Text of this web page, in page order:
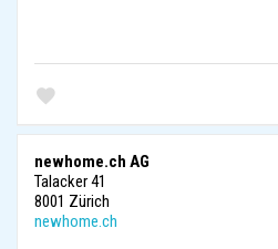
newhome.ch AG
Talacker 41
8001 Zürich
newhome.ch